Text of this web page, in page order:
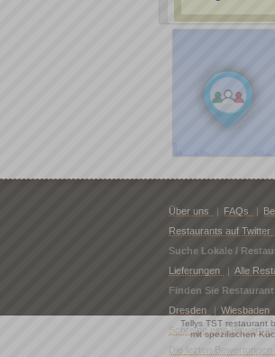
Tellys TST restaurant
mit spezifischen
Über uns | FAQs |
Restaurants auf Twitter
Suche Lokale /
Lieferungen
| Alle
Finden Sie
Dresden
| Wiesbaden
Schreibe eine
Die lezten Bewertungen